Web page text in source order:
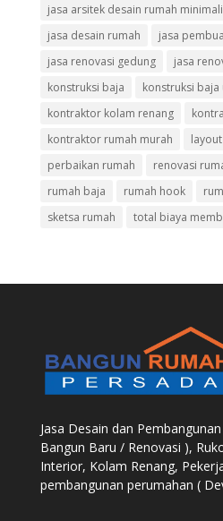
jasa arsitek desain rumah
jasa desain rumah
jasa
jasa renovasi gedung
jasa
konstruksi baja
konstruksi baja
kontraktor kolam renang
kontraktor rumah murah
perbaikan rumah
renovasi
rumah baja
rumah hook
sketsa rumah
total biaya
Jasa Desain dan
Bangun Baru / Renovasi ),
Interior, Kolam Renang,
pembangunan perumahan (